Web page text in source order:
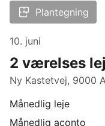
Plantegning
10. juni
2 værelses
Ny Kastetvej, 9000
Månedlig leje
Månedlig aconto